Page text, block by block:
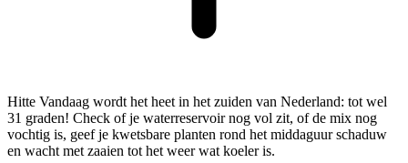
Hitte Vandaag wordt het heet in het zuiden van Nederland: tot wel
31 graden! Check of je waterreservoir nog vol zit, of de mix nog
vochtig is, geef je kwetsbare planten rond het middaguur schaduw
en wacht met zaaien tot het weer wat koeler is.